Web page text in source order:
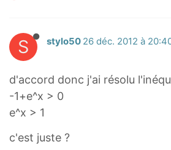
-
+
S stylo50 26 déc. 2012 à
d'accord donc j'ai résolu
-1+e^x > 0
e^x > 1
c'est juste ?